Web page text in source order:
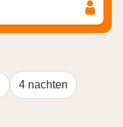
4 nachten